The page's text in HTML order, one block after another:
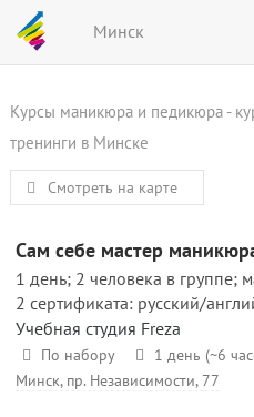
Минск
Курсы маникюра и педикюра -
тренинги в Минске
Смотреть на карте
Сам себе мастер
1 день; 2 человека в группе;
2 сертификата: русский/
Учебная студия Freza
По набору
1 день (~6
Минск, пр. Независимости, 77